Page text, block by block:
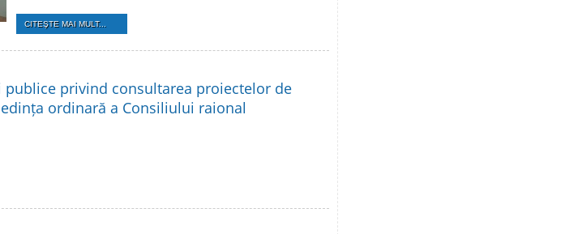
CITEŞTE MAI MULT...
privind consultarea proiectelor de
ordinară a Consiliului raional